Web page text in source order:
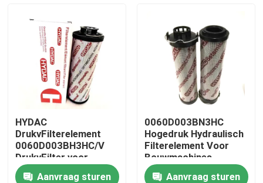
Huis
HYDAC
DrukvFilterelement
0060D003BH3HC/V
DrukvFilter voor
Hydraulisch Station
Aanvraag sturen
0060D003BN3HC
Hogedruk Hydraulisch
Filterelement Voor
Bouwmachines
Aanvraag sturen